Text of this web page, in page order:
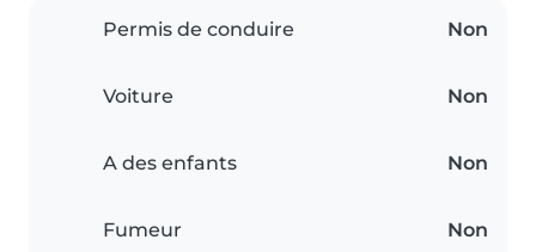
Permis de conduire Non
Voiture Non
A des enfants Non
Fumeur Non